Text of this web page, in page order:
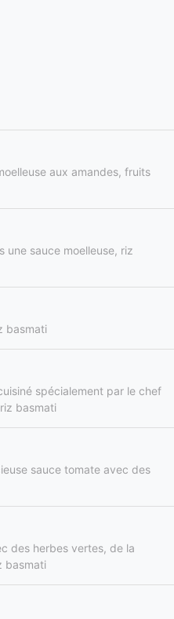
aux amandes, fruits
une sauce moelleuse, riz
basmati
spécialement par le chef
basmati
sauce tomate avec des
des herbes vertes, de la
basmati